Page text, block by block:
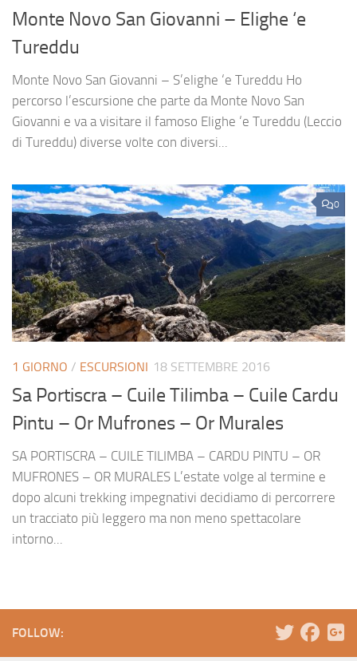
Monte Novo San Giovanni – Elighe ‘e
Tureddu
Monte Novo San Giovanni – S’elighe ‘e Tureddu Ho
percorso l’escursione che parte da Monte Novo San
Giovanni e va a visitare il famoso Elighe ‘e Tureddu (Leccio
di Tureddu) diverse volte con diversi...
0
1 GIORNO / ESCURSIONI 18 SETTEMBRE 2016
Sa Portiscra – Cuile Tilimba – Cuile Cardu
Pintu – Or Mufrones – Or Murales
SA PORTISCRA – CUILE TILIMBA – CARDU PINTU – OR
MUFRONES – OR MURALES L’estate volge al termine e
dopo alcuni trekking impegnativi decidiamo di percorrere
un tracciato più leggero ma non meno spettacolare
intorno...
FOLLOW: